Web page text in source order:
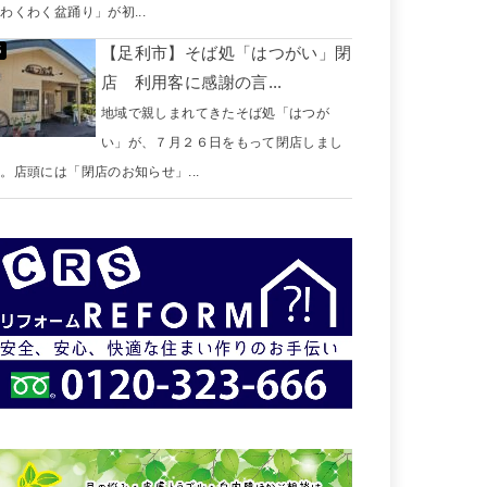
くわく盆踊り」が初...
【足利市】そば処「はつがい」閉
店 利用客に感謝の言...
地域で親しまれてきたそば処「はつが
い」が、７月２６日をもって閉店しまし
店頭には「閉店のお知らせ」...